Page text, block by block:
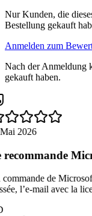
Nur Kunden, die
Bestellung gekauft
Anmelden zum
Nach der Anmeldung
gekauft haben.
2026
recommande
de
l’e-mail avec la